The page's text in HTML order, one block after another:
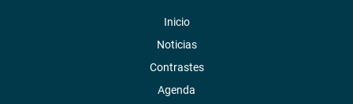
Inicio
Noticias
Contrastes
Agenda